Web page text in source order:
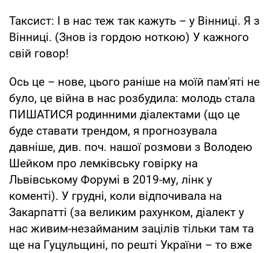
Таксист: І в нас теж так кажуть – у Вінниці. Я з
Вінниці. (Знов із гордою ноткою) У кажного
свій говор!
Ось це – нове, цього раніше на моїй пам'яті не
було, це війна в нас розбудила: молодь стала
ПИШАТИСЯ родинними діалектами (що це
буде ставати трендом, я прогнозувала
давніше, див. поч. нашої розмови з Володею
Шейком про лемківську говірку на
Львівському Форумі в 2019-му, лінк у
коменті). У грудні, коли відпочивала на
Закарпатті (за великим рахунком, діалект у
нас живим-незайманим зацілів тільки там та
ще на Гуцульщині, по решті України – то вже